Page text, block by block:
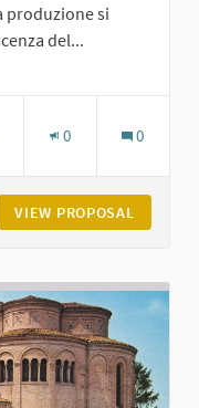
produzione si
del...
0 0
VIEW PROPOSAL